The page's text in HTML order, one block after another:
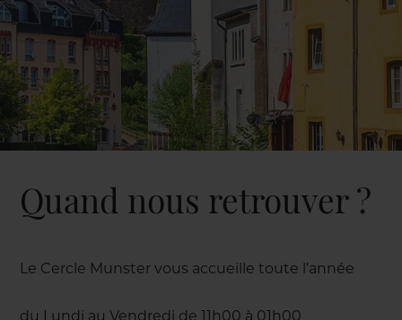
Quand nous retrouver ?
Le Cercle Munster vous accueille toute l’année
du Lundi au Vendredi de 11h00 à 01h00